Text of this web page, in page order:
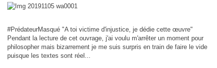
#PrédateurMasqué "A toi victime d'injustice, je dédie cette œuvre"
Pendant la lecture de cet ouvrage, j'ai voulu m'arrêter un moment pour
philosopher mais bizarrement je me suis surpris en train de faire le vide
puisque les textes sont réel...